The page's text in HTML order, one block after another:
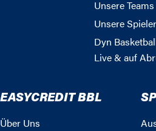
Unsere Teams
Unsere Spieler
Dyn
Live & auf
EASYCREDIT BBL
Über Uns